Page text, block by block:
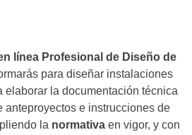
línea Profesional de Diseño de
para diseñar instalaciones
elaborar la documentación técnica
anteproyectos e instrucciones de
la normativa en vigor, y con